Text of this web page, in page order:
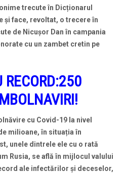
trecute în Dicționarul
și face, revoltat, o trecere în
de Nicușor Dan în campania
cu un zambet cretin pe
RECORD:250
cu Covid-19 la nivel
milioane, în situația în
unele dintrele ele cu o rată
Rusia, se află în mijlocul valului
ale infectărilor și deceselor,